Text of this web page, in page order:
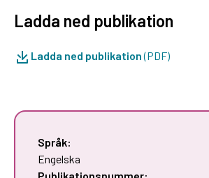
Ladda ned publikation
Ladda ned publikation(PDF)
Språk:
Engelska
Publikationsnummer: